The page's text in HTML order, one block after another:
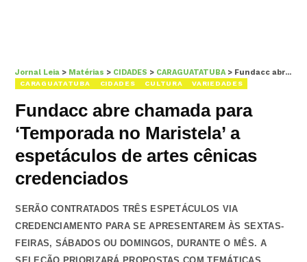
Jornal Leia > Matérias > CIDADES > CARAGUATATUBA> Fundacc abre chamada para ‘Temporada no Maristela’ a espetáculos de artes cênicas credenciados
CARAGUATATUBA CIDADES CULTURA VARIEDADES
Fundacc abre chamada para
‘Temporada no Maristela’ a
espetáculos de artes cênicas
credenciados
SERÃO CONTRATADOS TRÊS ESPETÁCULOS VIA
CREDENCIAMENTO PARA SE APRESENTAREM ÀS SEXTAS-
FEIRAS, SÁBADOS OU DOMINGOS, DURANTE O MÊS. A